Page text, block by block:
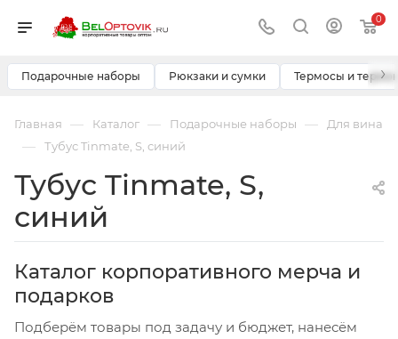
0
Подарочные наборы Рюкзаки и сумки Термосы и ›
Главная — Каталог — Подарочные наборы — Для вина
— Тубус Tinmate, S, синий
Тубус Tinmate, S,
синий
Каталог корпоративного мерча и
подарков
Подберём товары под задачу и бюджет, нанесём